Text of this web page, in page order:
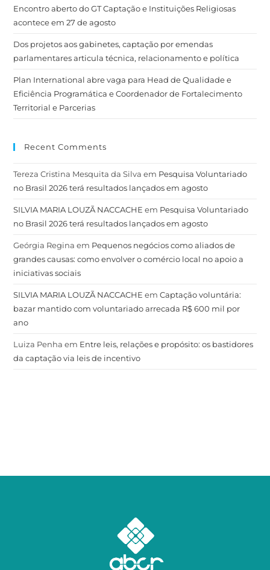
Encontro aberto do GT Captação e Instituições Religiosas
acontece em 27 de agosto
Dos projetos aos gabinetes, captação por emendas
parlamentares articula técnica, relacionamento e política
Plan International abre vaga para Head de Qualidade e
Eficiência Programática e Coordenador de Fortalecimento
Territorial e Parcerias
Recent Comments
Tereza Cristina Mesquita da Silva em Pesquisa Voluntariado
no Brasil 2026 terá resultados lançados em agosto
SILVIA MARIA LOUZÃ NACCACHE em Pesquisa Voluntariado
no Brasil 2026 terá resultados lançados em agosto
Geórgia Regina em Pequenos negócios como aliados de
grandes causas: como envolver o comércio local no apoio a
iniciativas sociais
SILVIA MARIA LOUZÃ NACCACHE emCaptação voluntária:
bazar mantido com voluntariado arrecada R$ 600 mil por
ano
Luiza Penha em Entre leis, relações e propósito: os bastidores
da captação via leis de incentivo